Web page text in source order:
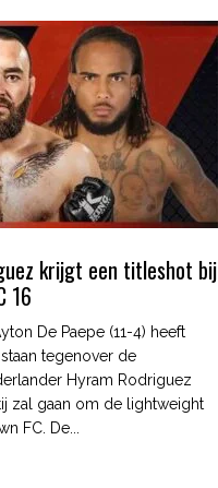
krijgt een titleshot bij
16
De Paepe (11-4) heeft
tegenover de
Hyram Rodriguez
zal gaan om de lightweight
FC. De...